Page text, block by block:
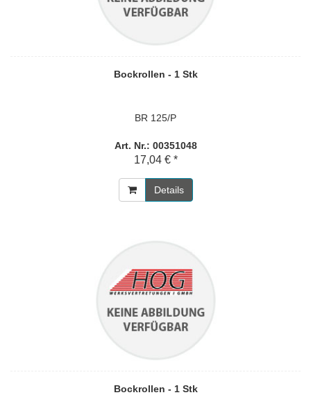
Bockrollen - 1 Stk
BR 125/P
Art. Nr.: 00351048
17,04 € *
Details
Bockrollen - 1 Stk